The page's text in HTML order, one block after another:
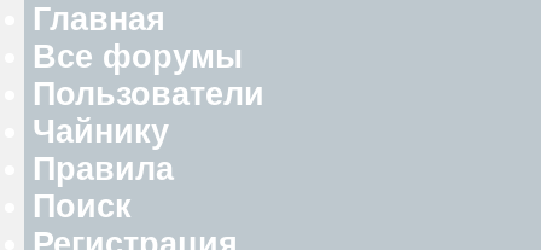
Главная
Все форумы
Пользователи
Чайнику
Правила
Поиск